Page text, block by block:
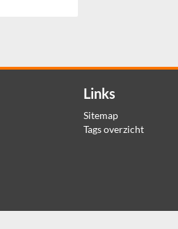
Links
Sitemap
Tags overzicht